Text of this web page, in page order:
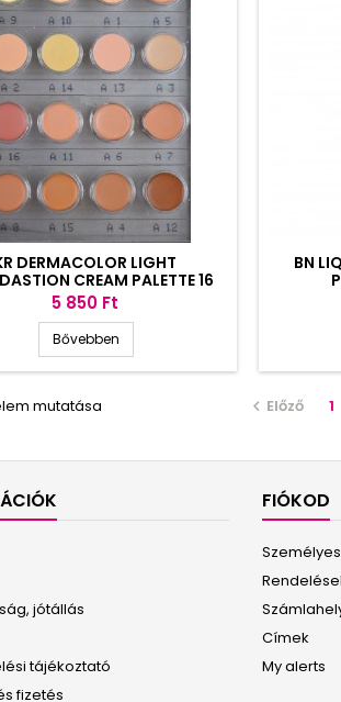
DERMACOLOR LIGHT
CREAM PALETTE 16
COLORS
Ár
5 850 Ft
Bővebben
BN
mutatása  Előző 1
jótállás
tájékoztató
fizetés
FIÓKOD
Címek
My alerts